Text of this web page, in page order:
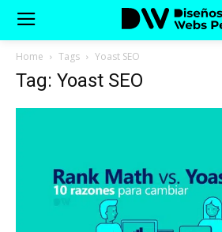
Home Tags Yoast SEO
Tag: Yoast SEO